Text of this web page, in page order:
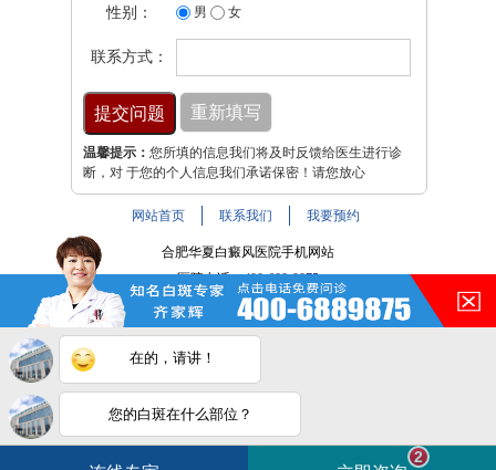
性别： 男 女
联系方式：
温馨提示： 您所填的信息我们将及时反馈给医生进行诊
断，对 于您的个人信息我们承诺保密！请您放心
网站首页 联系我们 我要预约
合肥华夏白癜风医院手机网站
医院电话：400-688-9875
医院地址：合肥市铜陵路与裕溪路交叉路口
注：本网站信息仅供参考，不能作为诊断及医疗依据，服用
药物或进行治疗时请遵医嘱。如有转载或引用文章涉及版权
问题，请与我们联系。
皖ICP备16014022号-9
皖公网安备 34010202600947号
在的，请讲！
您的白斑在什么部位？
2
白斑在线问医生